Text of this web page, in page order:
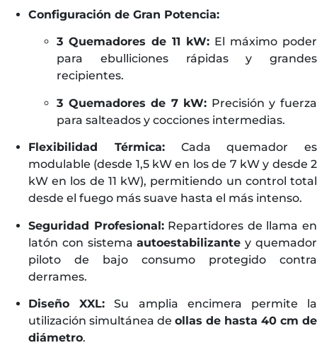
Configuración de Gran Potencia:
3 Quemadores de 11 kW: El máximo poder
para ebulliciones rápidas y grandes
recipientes.
3 Quemadores de 7 kW: Precisión y fuerza
para salteados y cocciones intermedias.
Flexibilidad Térmica:Cada quemador es
modulable (desde 1,5 kW en los de 7 kW y desde 2
kW en los de 11 kW), permitiendo un control total
desde el fuego más suave hasta el más intenso.
Seguridad Profesional:Repartidores de llama en
latón con sistemaautoestabilizante y quemador
piloto de bajo consumo protegido contra
derrames.
Diseño XXL: Su amplia encimera permite la
utilización simultánea de ollas de hasta 40 cm de
diámetro.